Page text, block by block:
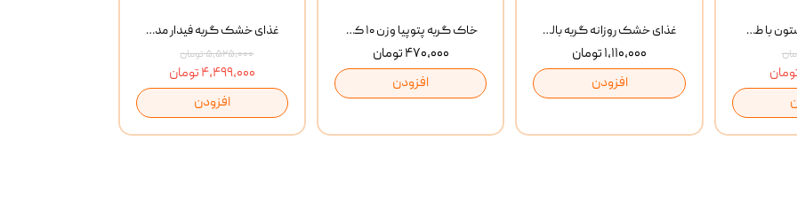
غذای خشک گربه فیدار مدل Adult وزن 10 کیلوگرم
۵,۵۲۵,۰۰۰ تومان
۴,۴۹۹,۰۰۰ تومان
افزودن
خاک گربه پتوپیا وزن ۱۰ کیلوگرم
۴۷۰,۰۰۰ تومان
افزودن
غذای خشک روزانه گربه بالغ مفید MoFeed Adult Daily Cat Food وزن 2 کیلوگرم
۱,۱۱۰,۰۰۰ تومان
افزودن
بستنی گربه وینستون با طعم مرغ و ماهی Winstone Chicken & Fish بسته 8 عددی